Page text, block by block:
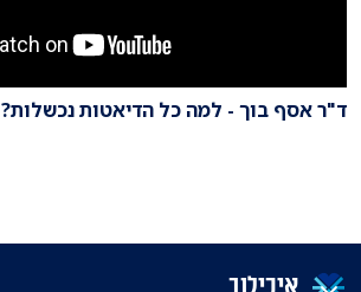
ד"ר אסף בוך - למה כל הדיאטות נכשלות?